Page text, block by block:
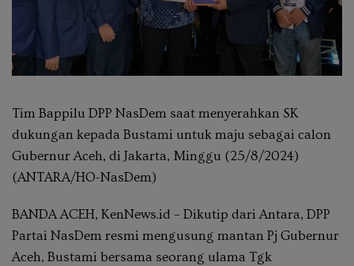
Tim Bappilu DPP NasDem saat menyerahkan SK
dukungan kepada Bustami untuk maju sebagai calon
Gubernur Aceh, di Jakarta, Minggu (25/8/2024)
(ANTARA/HO-NasDem)
BANDA ACEH, KenNews.id – Dikutip dari Antara, DPP
Partai NasDem resmi mengusung mantan Pj Gubernur
Aceh, Bustami bersama seorang ulama Tgk